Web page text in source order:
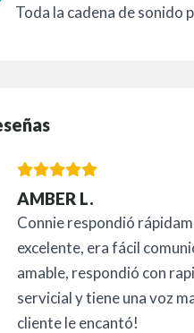
Toda la cadena de sonido
AMBER L.
Connie respondió
excelente, era fácil
amable, respondió con
servicial y tiene una voz
cliente le encantó!